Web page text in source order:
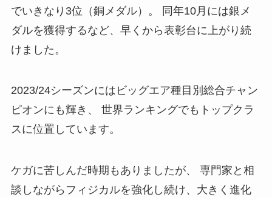
でいきなり3位（銅メダル）。 同年10月には銀メ
ダルを獲得するなど、早くから表彰台に上がり続
けました。
2023/24シーズンにはビッグエア種目別総合チャン
ピオンにも輝き、 世界ランキングでもトップクラ
スに位置しています。
ケガに苦しんだ時期もありましたが、 専門家と相
談しながらフィジカルを強化し続け、大きく進化